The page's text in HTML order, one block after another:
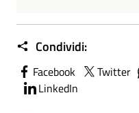
Condividi:
Facebook Twitter
LinkedIn